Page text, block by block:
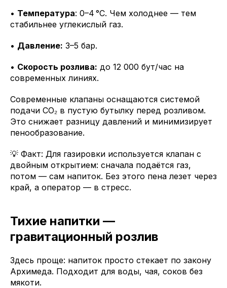
• Температура: 0–4 °C. Чем холоднее — тем
стабильнее углекислый газ.
• Давление: 3–5 бар.
• Скорость розлива: до 12 000 бут/час на
современных линиях.
Современные клапаны оснащаются системой
подачи СО₂ в пустую бутылку перед розливом.
Это снижает разницу давлений и минимизирует
пенообразование.
💡 Факт: Для газировки используется клапан с
двойным открытием: сначала подаётся газ,
потом — сам напиток. Без этого пена лезет через
край, а оператор — в стресс.
Тихие напитки —
гравитационный розлив
Здесь проще: напиток просто стекает по закону
Архимеда. Подходит для воды, чая, соков без
мякоти.